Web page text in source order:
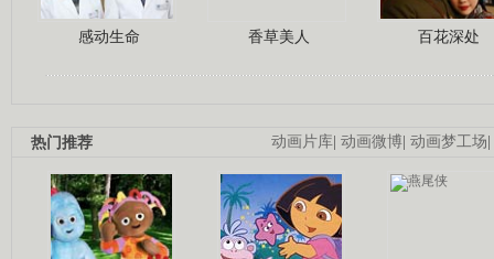
感动生命 香草美人 百花深处
动画片库| 动画微博| 动画梦工场|
热门推荐